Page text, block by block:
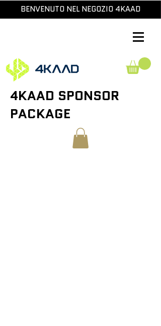
BENVENUTO NEL NEGOZIO 4KAAD
4KAAD SPONSOR
PACKAGE